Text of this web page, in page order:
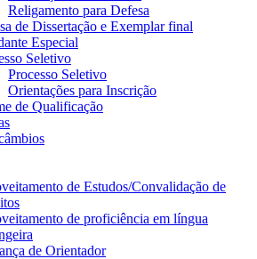
Religamento para Defesa
de Dissertação e Exemplar final
Especial
Seletivo
Processo Seletivo
Orientações para Inscrição
de Qualificação
de Estudos/Convalidação de
de proficiência em língua
de Orientador